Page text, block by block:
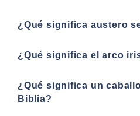
¿Qué significa austero
¿Qué significa el arco
¿Qué significa un
Biblia?